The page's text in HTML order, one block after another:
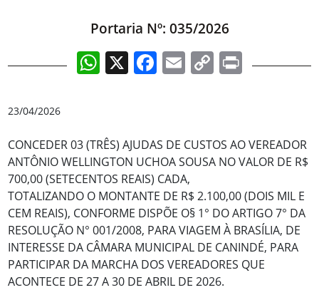
Portaria Nº: 035/2026
WhatsApp
X Facebook
EmailCopyPrint
23/04/2026
CONCEDER 03 (TRÊS) AJUDAS DE CUSTOS AO VEREADOR
ANTÔNIO WELLINGTON UCHOA SOUSA NO VALOR DE R$
700,00 (SETECENTOS REAIS) CADA,
TOTALIZANDO O MONTANTE DE R$ 2.100,00 (DOIS MIL E
CEM REAIS), CONFORME DISPÕE O§ 1° DO ARTIGO 7° DA
RESOLUÇÃO N° 001/2008, PARA VIAGEM À BRASÍLIA, DE
INTERESSE DA CÂMARA MUNICIPAL DE CANINDÉ, PARA
PARTICIPAR DA MARCHA DOS VEREADORES QUE
ACONTECE DE 27 A 30 DE ABRIL DE 2026.